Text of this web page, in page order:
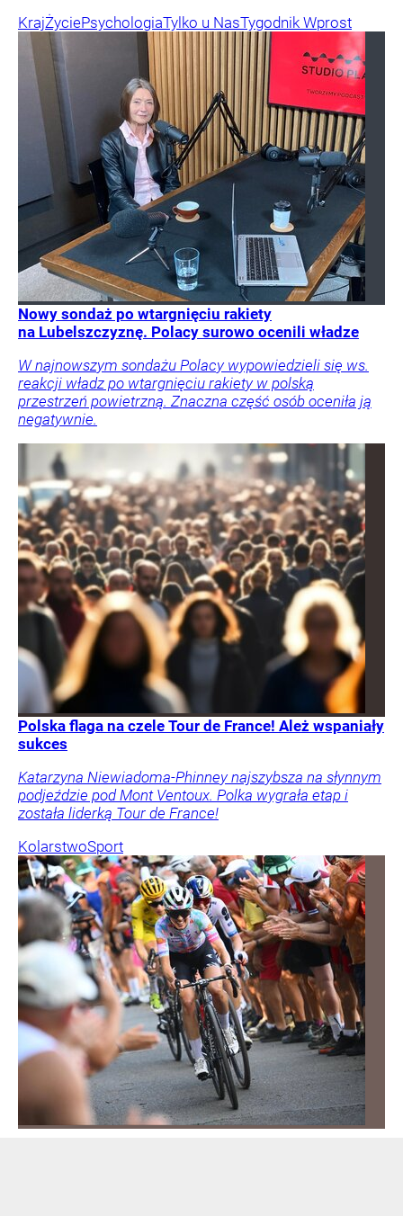
KrajŻyciePsychologiaTylko u NasTygodnik Wprost
Nowy sondaż po wtargnięciu rakiety
na Lubelszczyznę. Polacy surowo ocenili władze
W najnowszym sondażu Polacy wypowiedzieli się ws.
reakcji władz po wtargnięciu rakiety w polską
przestrzeń powietrzną. Znaczna część osób oceniła ją
negatywnie.
Polska flaga na czele Tour de France! Ależ wspaniały
sukces
Katarzyna Niewiadoma-Phinney najszybsza na słynnym
podjeździe pod Mont Ventoux. Polka wygrała etap i
została liderką Tour de France!
KolarstwoSport